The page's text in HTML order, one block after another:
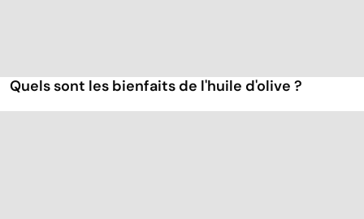
Quels sont les bienfaits de l'huile d'olive ?